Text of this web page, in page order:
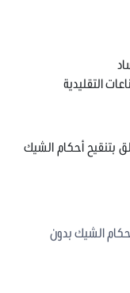
التقليدية
عدد 2020/45 المتعلق بتنقيح أحكام الشيك
الشيك بدون